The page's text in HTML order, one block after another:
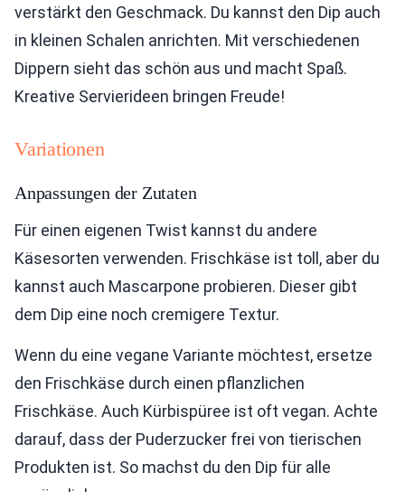
verstärkt den Geschmack. Du kannst den Dip auch
in kleinen Schalen anrichten. Mit verschiedenen
Dippern sieht das schön aus und macht Spaß.
Kreative Servierideen bringen Freude!
Variationen
Anpassungen der Zutaten
Für einen eigenen Twist kannst du andere
Käsesorten verwenden. Frischkäse ist toll, aber du
kannst auch Mascarpone probieren. Dieser gibt
dem Dip eine noch cremigere Textur.
Wenn du eine vegane Variante möchtest, ersetze
den Frischkäse durch einen pflanzlichen
Frischkäse. Auch Kürbispüree ist oft vegan. Achte
darauf, dass der Puderzucker frei von tierischen
Produkten ist. So machst du den Dip für alle